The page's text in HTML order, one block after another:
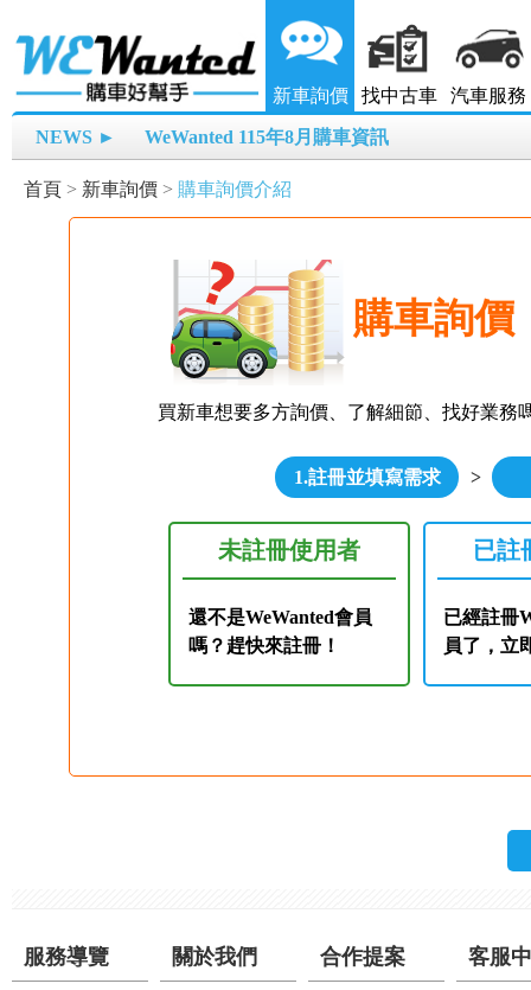
新車詢價 找中古車 汽車服務
NEWS ► WeWanted 115年8月購車資訊
首頁 > 新車詢價 > 購車詢價介紹
購車詢價
買新車想要多方詢價、了解細節、找好業務
1.註冊並填寫需求 >
未註冊使用者
還不是WeWanted會員
嗎？趕快來註冊！
已註
已經註冊
員了，立
服務導覽 關於我們 合作提案 客服